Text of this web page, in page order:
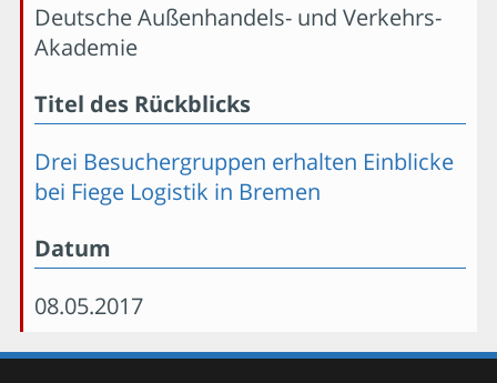
Deutsche Außenhandels- und Verkehrs-
Akademie
Titel des Rückblicks
Drei Besuchergruppen erhalten Einblicke
bei Fiege Logistik in Bremen
Datum
08.05.2017